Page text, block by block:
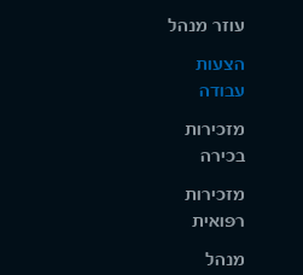
עוזר מנהל
הצעות
עבודה
מזכירות
בכירה
מזכירות
רפואית
מנהל